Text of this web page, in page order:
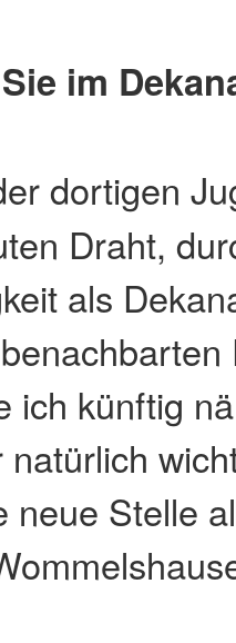
im
dortigen
Draht,
als
ich künftig
neue Stelle